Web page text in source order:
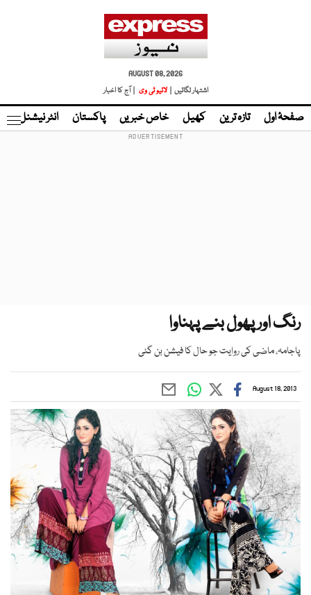
AUGUST 08, 2026
اشتہار لگائیں |
لائیو ٹی وی | آج کا اخبار
صفحۂ اول تازہ ترین کھیل خاص خبریں پاکستان انٹر نیشنل
رنگ اور پھول بنے پہناوا
پاجامہ، ماضی کی روایت جو حال کا فیشن بن گئی
August 18, 2013